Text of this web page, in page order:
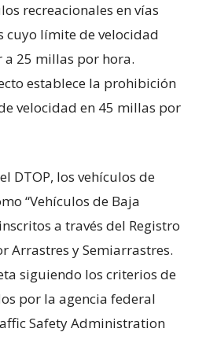
recreacionales en vías
cuyo límite de velocidad
25 millas por hora.
establece la prohibición
velocidad en 45 millas por
DTOP, los vehículos de
“Vehículos de Baja
a través del Registro
Arrastres y Semiarrastres.
siguiendo los criterios de
por la agencia federal
Safety Administration